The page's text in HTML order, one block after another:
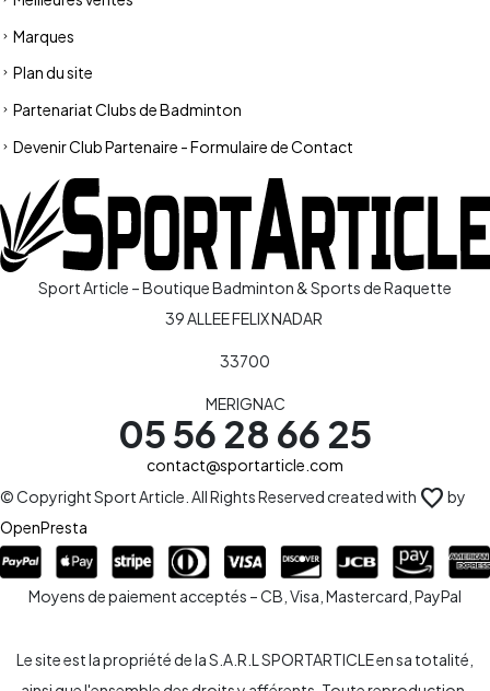
Marques
Plan du site
Partenariat Clubs de Badminton
Devenir Club Partenaire - Formulaire de Contact
Sport Article – Boutique Badminton & Sports de Raquette
39 ALLEE FELIX NADAR
33700
MERIGNAC
05 56 28 66 25
contact@sportarticle.com
© Copyright Sport Article. All Rights Reserved created with favorite by
OpenPresta
Moyens de paiement acceptés – CB, Visa, Mastercard, PayPal
Le site est la propriété de la S.A.R.L SPORTARTICLE en sa totalité,